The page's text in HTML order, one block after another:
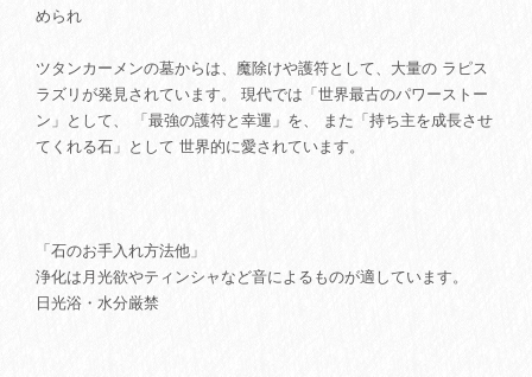
められ
ツタンカーメンの墓からは、魔除けや護符として、大量の ラピス
ラズリが発見されています。 現代では「世界最古のパワーストー
ン」として、 「最強の護符と幸運」を、 また「持ち主を成長させ
てくれる石」として 世界的に愛されています。
「石のお手入れ方法他」
浄化は月光欲やティンシャなど音によるものが適しています。
日光浴・水分厳禁